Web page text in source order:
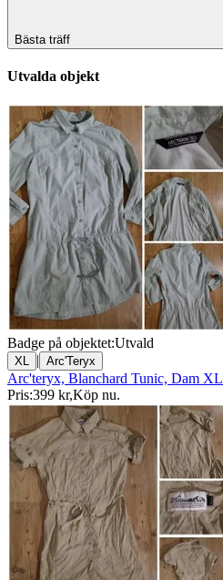
Bästa träff
Utvalda objekt
Badge på objektet:Utvald
XL | Arc'Teryx
Arc'teryx, Blanchard Tunic, Dam XL
Pris:399 kr,Köp nu.